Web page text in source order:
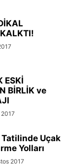
ESKİ
BİRLİK ve
Uçak
Yolları
2017